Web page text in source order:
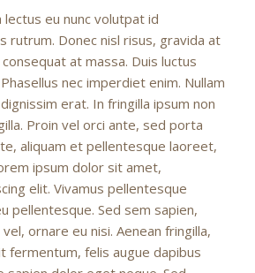
eu nunc volutpat id
rutrum. Donec nisl risus, gravida at
at massa. Duis luctus
nec imperdiet enim. Nullam
erat. In fringilla ipsum non
Proin vel orci ante, sed porta
aliquam et pellentesque laoreet,
ipsum dolor sit amet,
elit. Vivamus pellentesque
pellentesque. Sed sem sapien,
ornare eu nisi. Aenean fringilla,
fermentum, felis augue dapibus